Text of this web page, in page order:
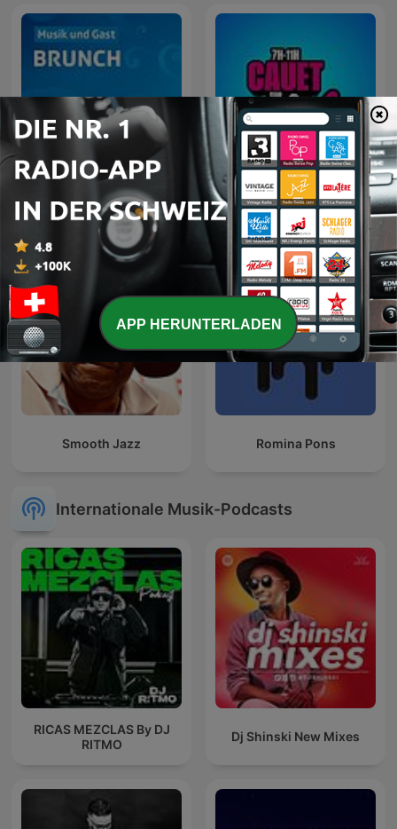
SRF Musikwelle Brunch
Cauet sur Europe 2 -
Heure par Heure
Smooth Jazz Romina Pons
Internationale Musik-Podcasts
RICAS MEZCLAS By DJ
RITMO
Dj Shinski New Mixes
APP HERUNTERLADEN